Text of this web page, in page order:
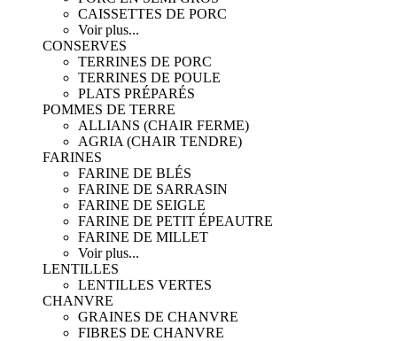
CAISSETTES DE PORC
Voir plus...
CONSERVES
TERRINES DE PORC
TERRINES DE POULE
PLATS PRÉPARÉS
POMMES DE TERRE
ALLIANS (CHAIR FERME)
AGRIA (CHAIR TENDRE)
FARINES
FARINE DE BLÉS
FARINE DE SARRASIN
FARINE DE SEIGLE
FARINE DE PETIT ÉPEAUTRE
FARINE DE MILLET
Voir plus...
LENTILLES
LENTILLES VERTES
CHANVRE
GRAINES DE CHANVRE
FIBRES DE CHANVRE